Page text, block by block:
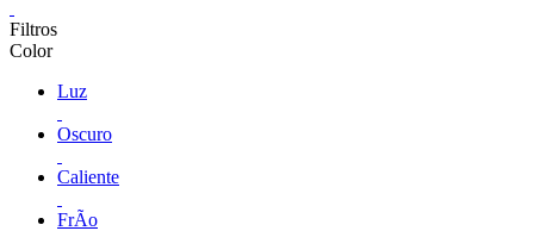
Filtros
Color
Luz
Oscuro
Caliente
FrÃ­o